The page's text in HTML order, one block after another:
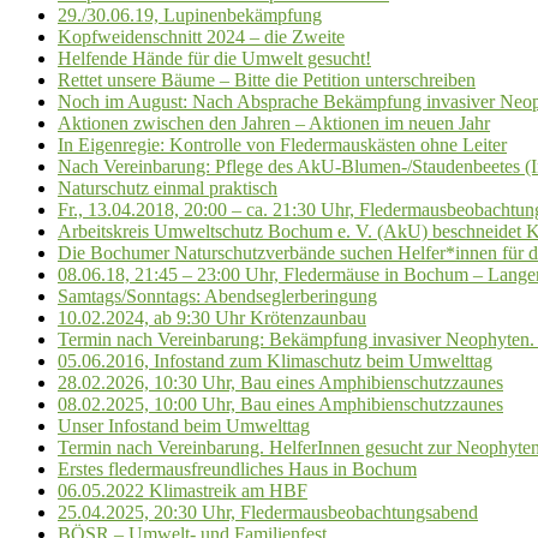
29./30.06.19, Lupinenbekämpfung
Kopfweidenschnitt 2024 – die Zweite
Helfende Hände für die Umwelt gesucht!
Rettet unsere Bäume – Bitte die Petition unterschreiben
Noch im August: Nach Absprache Bekämpfung invasiver
Aktionen zwischen den Jahren – Aktionen im neuen Jahr
In Eigenregie: Kontrolle von Fledermauskästen ohne Leiter
Nach Vereinbarung: Pflege des AkU-Blumen-/Staudenbeetes
Naturschutz einmal praktisch
Fr., 13.04.2018, 20:00 – ca. 21:30 Uhr,
Arbeitskreis Umweltschutz Bochum e. V. (AkU) beschneidet
Die Bochumer Naturschutzverbände suchen Helfer*innen für
08.06.18, 21:45 – 23:00 Uhr, Fledermäuse in Bochum –
Samtags/Sonntags: Abendseglerberingung
10.02.2024, ab 9:30 Uhr Krötenzaunbau
Termin nach Vereinbarung: Bekämpfung invasiver
05.06.2016, Infostand zum Klimaschutz beim Umwelttag
28.02.2026, 10:30 Uhr, Bau eines Amphibienschutzzaunes
08.02.2025, 10:00 Uhr, Bau eines Amphibienschutzzaunes
Unser Infostand beim Umwelttag
Termin nach Vereinbarung. HelferInnen gesucht zur
Erstes fledermausfreundliches Haus in Bochum
06.05.2022 Klimastreik am HBF
25.04.2025, 20:30 Uhr, Fledermausbeobachtungsabend
BÖSR – Umwelt- und Familienfest